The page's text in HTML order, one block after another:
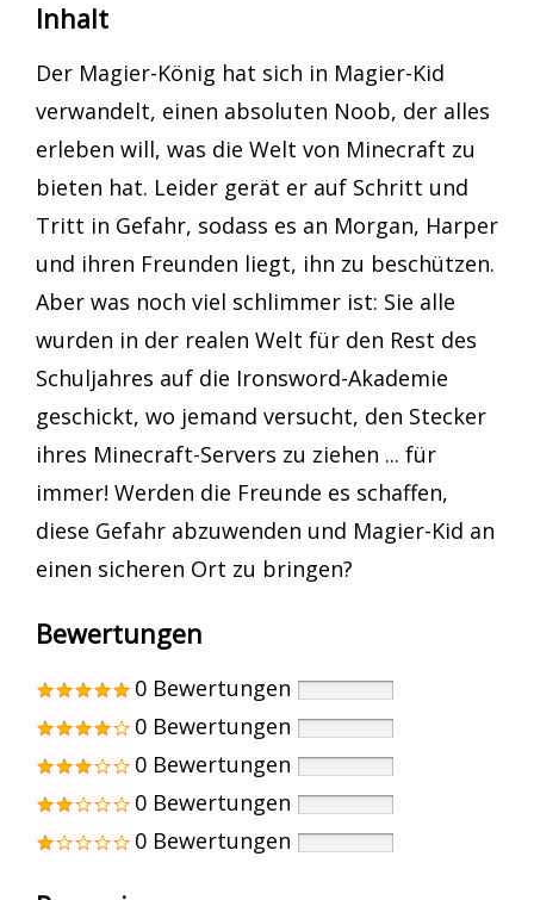
Inhalt
Der Magier-König hat sich in Magier-Kid
verwandelt, einen absoluten Noob, der alles
erleben will, was die Welt von Minecraft zu
bieten hat. Leider gerät er auf Schritt und
Tritt in Gefahr, sodass es an Morgan, Harper
und ihren Freunden liegt, ihn zu beschützen.
Aber was noch viel schlimmer ist: Sie alle
wurden in der realen Welt für den Rest des
Schuljahres auf die Ironsword-Akademie
geschickt, wo jemand versucht, den Stecker
ihres Minecraft-Servers zu ziehen ... für
immer! Werden die Freunde es schaffen,
diese Gefahr abzuwenden und Magier-Kid an
einen sicheren Ort zu bringen?
Bewertungen
0 Bewertungen
0 Bewertungen
0 Bewertungen
0 Bewertungen
0 Bewertungen